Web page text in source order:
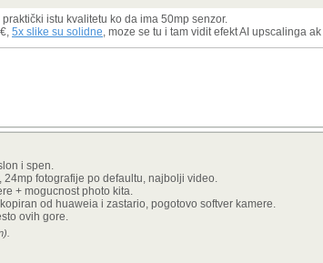
istu kvalitetu ko da ima 50mp senzor.
5x slike su solidne, moze se tu i tam vidit efekt AI upscalinga
i spen.
fotografije po defaultu, najbolji video.
+ mogucnost photo kita.
od huaweia i zastario, pogotovo softver kamere.
ovih gore.